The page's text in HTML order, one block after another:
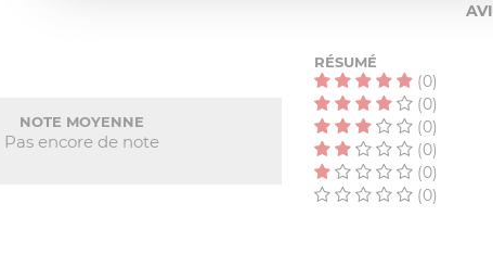
NOTE MOYENNE
Pas encore de note
RÉSUMÉ
(0)
(0)
(0)
(0)
(0)
(0)